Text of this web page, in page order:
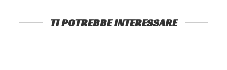
TI POTREBBE INTERESSARE